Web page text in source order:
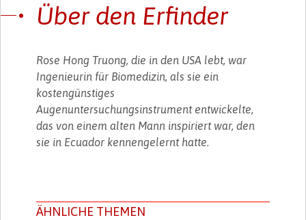
Über den Erfinder
Rose Hong Truong, die in den USA lebt, war
Ingenieurin für Biomedizin, als sie ein
kostengünstiges
Augenuntersuchungsinstrument entwickelte,
das von einem alten Mann inspiriert war, den
sie in Ecuador kennengelernt hatte.
ÄHNLICHE THEMEN